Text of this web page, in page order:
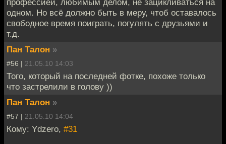
одном. Но всё должно быть в меру, чтоб оставалось
свободное время поиграть, погулять с друзьями и
т.д.
Пан Талон »
#56 | 21.05.10 14:03
Того, который на последней фотке, похоже только
что застрелили в голову ))
Пан Талон »
#57 | 21.05.10 14:04
Кому: Ydzero, #31